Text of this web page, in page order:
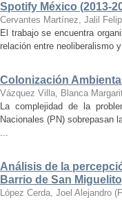
Spotify México (2013-
Cervantes Martínez, Jalil
El trabajo se encuentra
relación entre neoliberalismo
Colonización
Vázquez Villa, Blanca
La complejidad de la
Nacionales (PN) sobrepasan
...
Análisis de la
Barrio de San
López Cerda, Joel Alejandro (